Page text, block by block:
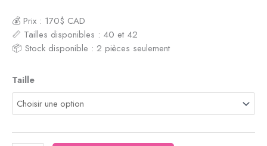
💰 Prix : 170$ CAD
📏 Tailles disponibles : 40 et 42
📦 Stock disponible : 2 pièces seulement
Taille
quantité
de
Ensemble
3
pièces